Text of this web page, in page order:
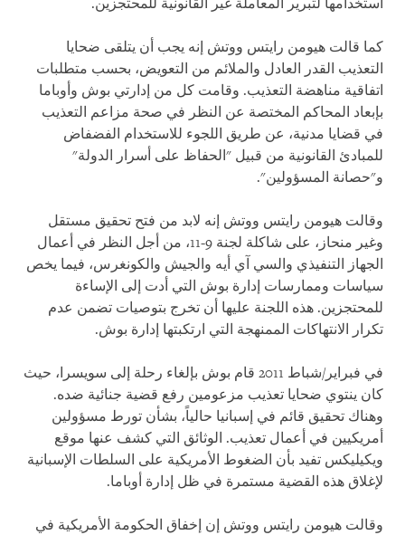
استخدامها لتبرير المعاملة غير القانونية للمحتجزين.
كما قالت هيومن رايتس ووتش إنه يجب أن يتلقى ضحايا
التعذيب القدر العادل والملائم من التعويض، بحسب متطلبات
اتفاقية مناهضة التعذيب. وقامت كل من إدارتي بوش وأوباما
بإبعاد المحاكم المختصة عن النظر في صحة مزاعم التعذيب
في قضايا مدنية، عن طريق اللجوء للاستخدام الفضفاض
للمبادئ القانونية من قبيل "الحفاظ على أسرار الدولة"
و"حصانة المسؤولين".
وقالت هيومن رايتس ووتش إنه لابد من فتح تحقيق مستقل
وغير منحاز، على شاكلة لجنة 9-11، من أجل النظر في أعمال
الجهاز التنفيذي والسي آي أيه والجيش والكونغرس، فيما يخص
سياسات وممارسات إدارة بوش التي أدت إلى الإساءة
للمحتجزين. هذه اللجنة عليها أن تخرج بتوصيات تضمن عدم
تكرار الانتهاكات الممنهجة التي ارتكبتها إدارة بوش.
في فبراير/شباط 2011 قام بوش بإلغاء رحلة إلى سويسرا، حيث
كان ينتوي ضحايا تعذيب مزعومين رفع قضية جنائية ضده.
وهناك تحقيق قائم في إسبانيا حالياً، بشأن تورط مسؤولين
أمريكيين في أعمال تعذيب. الوثائق التي كشف عنها موقع
ويكيليكس تفيد بأن الضغوط الأمريكية على السلطات الإسبانية
لإغلاق هذه القضية مستمرة في ظل إدارة أوباما.
وقالت هيومن رايتس ووتش إن إخفاق الحكومة الأمريكية في